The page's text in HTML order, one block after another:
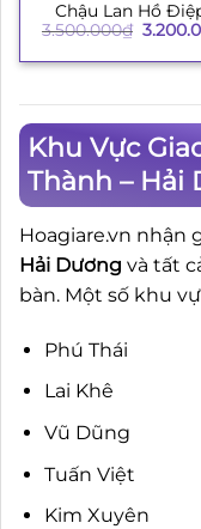
Chậu Lan Hồ
3.500.000₫ Giá
là:
Khu Vực
Thành – Hải
Hoagiare.vn nhận
Hải Dương và tất
bàn. Một số khu
Phú Thái
Lai Khê
Vũ Dũng
Tuấn Việt
Kim Xuyên